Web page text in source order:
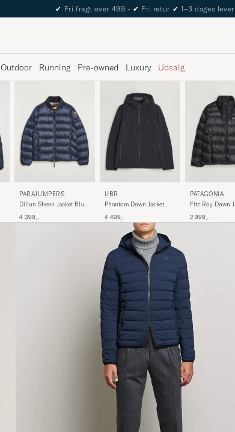
The Care of Carl Passport
Outdoor Running Pre-owned Luxury Udsalg
PARAJUMPERS
Dillon Sheen Jacket Blue
4 399,-
UBR
Phantom Down Jacket
4 499,-
PATAGONIA
Fitz Roy Down Jacket
2 999,-